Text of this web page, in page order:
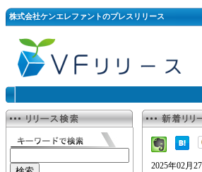
株式会社ケンエレファントのプレスリリース
2025年02月